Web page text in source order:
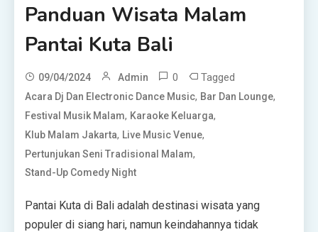
Panduan Wisata Malam
Pantai Kuta Bali
09/04/2024 Admin 0 Tagged
Acara Dj Dan Electronic Dance Music, Bar Dan Lounge,
Festival Musik Malam, Karaoke Keluarga,
Klub Malam Jakarta, Live Music Venue,
Pertunjukan Seni Tradisional Malam,
Stand-Up Comedy Night
Pantai Kuta di Bali adalah destinasi wisata yang
populer di siang hari, namun keindahannya tidak